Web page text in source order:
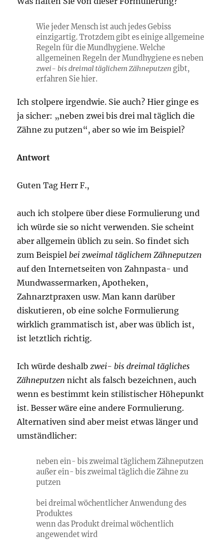
Wie jeder Mensch ist auch jedes Gebiss
einzigartig. Trotzdem gibt es einige allgemeine
Regeln für die Mundhygiene. Welche
allgemeinen Regeln der Mundhygiene es neben
zwei- bis dreimal täglichem Zähneputzen gibt,
erfahren Sie hier.
Ich stolpere irgendwie. Sie auch? Hier ginge es
ja sicher: „neben zwei bis drei mal täglich die
Zähne zu putzen“, aber so wie im Beispiel?
Antwort
Guten Tag Herr F.,
auch ich stolpere über diese Formulierung und
ich würde sie so nicht verwenden. Sie scheint
aber allgemein üblich zu sein. So findet sich
zum Beispiel bei zweimal täglichem Zähneputzen
auf den Internetseiten von Zahnpasta- und
Mundwassermarken, Apotheken,
Zahnarztpraxen usw. Man kann darüber
diskutieren, ob eine solche Formulierung
wirklich grammatisch ist, aber was üblich ist,
ist letztlich richtig.
Ich würde deshalb zwei- bis dreimal tägliches
Zähneputzen nicht als falsch bezeichnen, auch
wenn es bestimmt kein stilistischer Höhepunkt
ist. Besser wäre eine andere Formulierung.
Alternativen sind aber meist etwas länger und
umständlicher:
neben ein- bis zweimal täglichem Zähneputzen
außer ein- bis zweimal täglich die Zähne zu
putzen
bei dreimal wöchentlicher Anwendung des
Produktes
wenn das Produkt dreimal wöchentlich
angewendet wird